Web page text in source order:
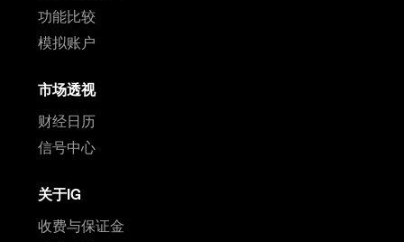
功能比较
模拟账户
市场透视
财经日历
信号中心
关于IG
收费与保证金